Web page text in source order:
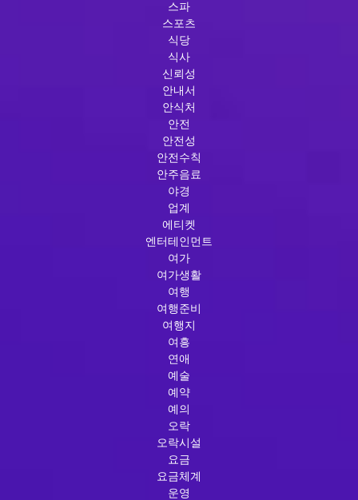
스파
스포츠
식당
식사
신뢰성
안내서
안식처
안전
안전성
안전수칙
안주음료
야경
업계
에티켓
엔터테인먼트
여가
여가생활
여행
여행준비
여행지
여흥
연애
예술
예약
예의
오락
오락시설
요금
요금체계
운영